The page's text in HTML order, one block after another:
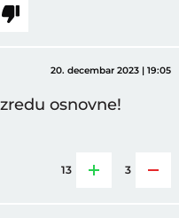
20. decembar 2023 | 19:05
osnovne!
13 3